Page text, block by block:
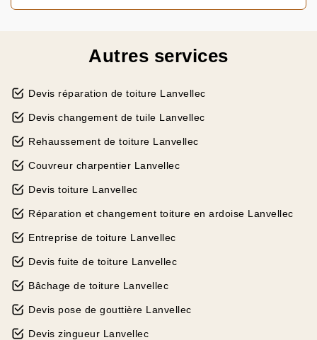
Autres services
Devis réparation de toiture Lanvellec
Devis changement de tuile Lanvellec
Rehaussement de toiture Lanvellec
Couvreur charpentier Lanvellec
Devis toiture Lanvellec
Réparation et changement toiture en ardoise Lanvellec
Entreprise de toiture Lanvellec
Devis fuite de toiture Lanvellec
Bâchage de toiture Lanvellec
Devis pose de gouttière Lanvellec
Devis zingueur Lanvellec